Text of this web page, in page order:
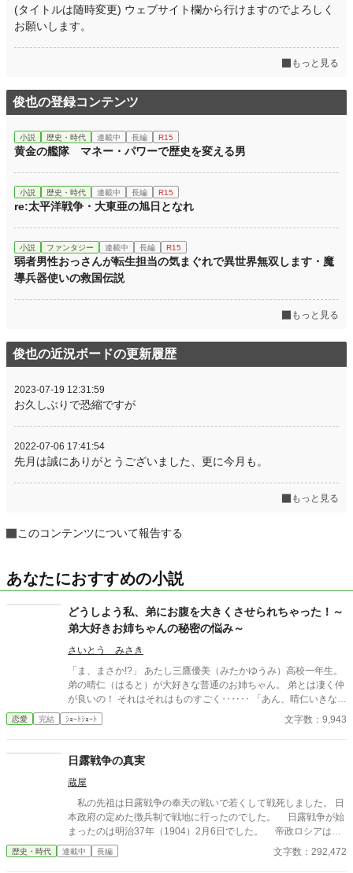
(タイトルは随時変更) ウェブサイト欄から行けますのでよろしく
お願いします。
もっと見る
俊也の登録コンテンツ
小説 歴史・時代 連載中 長編 R15
黄金の艦隊 マネー・パワーで歴史を変える男
小説 歴史・時代 連載中 長編 R15
re:太平洋戦争・大東亜の旭日となれ
小説 ファンタジー 連載中 長編 R15
弱者男性おっさんが転生担当の気まぐれで異世界無双します・魔
導兵器使いの救国伝説
もっと見る
俊也の近況ボードの更新履歴
2023-07-19 12:31:59
お久しぶりで恐縮ですが
2022-07-06 17:41:54
先月は誠にありがとうございました、更に今月も。
もっと見る
このコンテンツについて報告する
あなたにおすすめの小説
どうしよう私、弟にお腹を大きくさせられちゃった！～
弟大好きお姉ちゃんの秘密の悩み～
さいとう みさき
「ま、まさか!?」 あたし三鷹優美（みたかゆうみ）高校一年生。
弟の晴仁（はると）が大好きな普通のお姉ちゃん。 弟とは凄く仲
が良いの！ それはそれはものすごく‥‥‥ 「あん、晴仁いきなり
そんなのお口に入らないよぉ～♡」 そんな関係のあたしたち。 で
もある日トイレであたしはアレが来そうなのになかなか来ないの
恋愛 完結 ｼｮｰﾄｼｮｰﾄ 文字数：9,943
日露戦争の真実
蔵屋
私の先祖は日露戦争の奉天の戦いで若くして戦死しました。 日
本政府の定めた徴兵制で戦地に行ったのでした。 日露戦争が始
まったのは明治37年（1904）2月6日でした。 帝政ロシアは清
国の領土だった中国東北部を事実上占領下に置き、さらに朝鮮半
島、日本海に勢力を伸ばそうとしていました。 日本はこれに対
歴史・時代 連載中 長編 文字数：292,472